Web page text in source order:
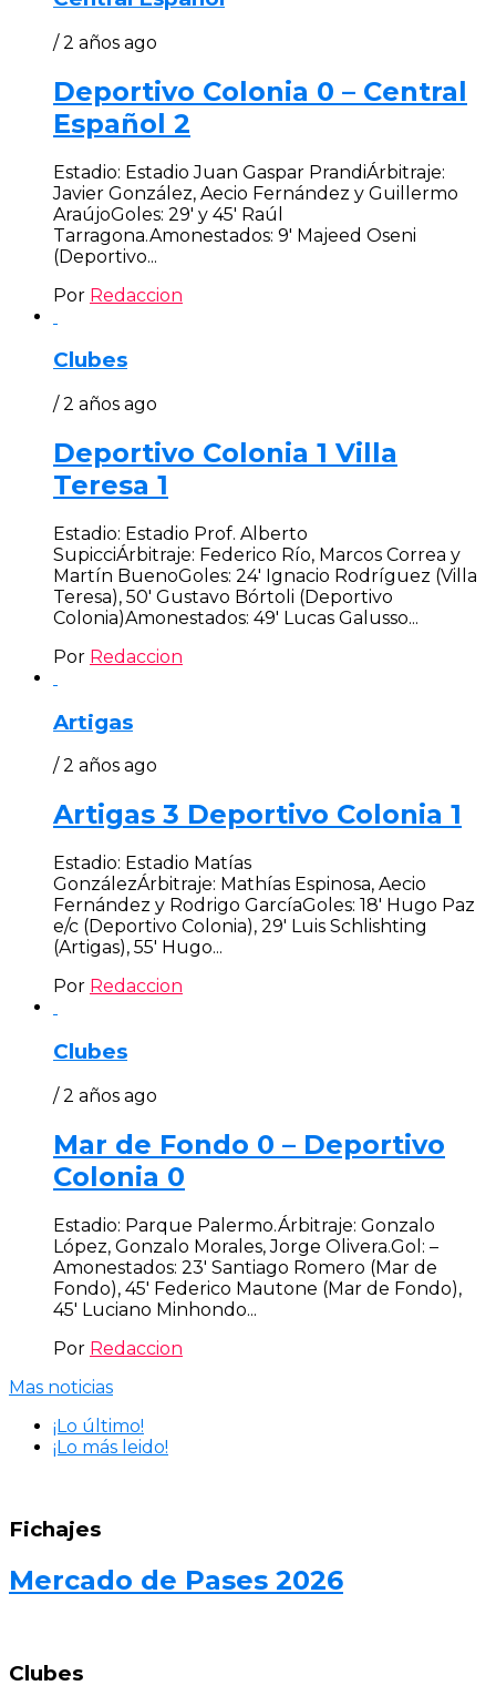
/ 2 años ago
Deportivo Colonia 0 – Central
Español 2
Estadio: Estadio Juan Gaspar PrandiÁrbitraje:
Javier González, Aecio Fernández y Guillermo
AraújoGoles: 29′ y 45′ Raúl
Tarragona.Amonestados: 9′ Majeed Oseni
(Deportivo...
Por Redaccion
Clubes
/ 2 años ago
Deportivo Colonia 1 Villa
Teresa 1
Estadio: Estadio Prof. Alberto
SupicciÁrbitraje: Federico Río, Marcos Correa y
Martín BuenoGoles: 24′ Ignacio Rodríguez (Villa
Teresa), 50′ Gustavo Bórtoli (Deportivo
Colonia)Amonestados: 49′ Lucas Galusso...
Por Redaccion
Artigas
/ 2 años ago
Artigas 3 Deportivo Colonia 1
Estadio: Estadio Matías
GonzálezÁrbitraje: Mathías Espinosa, Aecio
Fernández y Rodrigo GarcíaGoles: 18′ Hugo Paz
e/c (Deportivo Colonia), 29′ Luis Schlishting
(Artigas), 55′ Hugo...
Por Redaccion
Clubes
/ 2 años ago
Mar de Fondo 0 – Deportivo
Colonia 0
Estadio: Parque Palermo.Árbitraje: Gonzalo
López, Gonzalo Morales, Jorge Olivera.Gol: –
Amonestados: 23′ Santiago Romero (Mar de
Fondo), 45′ Federico Mautone (Mar de Fondo),
45′ Luciano Minhondo...
Por Redaccion
Mas noticias
¡Lo último!
¡Lo más leido!
Fichajes
Mercado de Pases 2026
Clubes